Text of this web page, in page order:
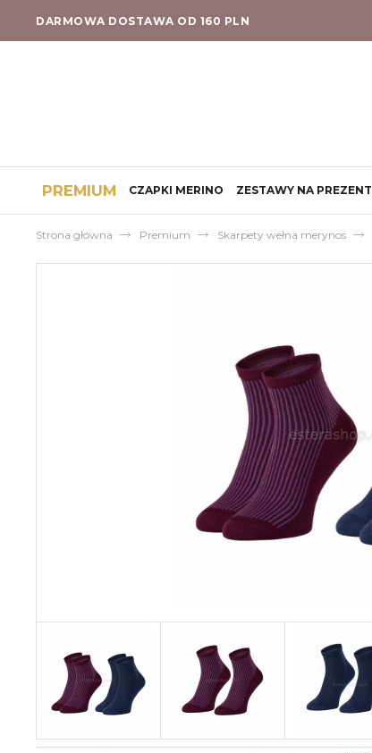
DARMOWA DOSTAWA OD 160 PLN
PREMIUM CZAPKI MERINO ZESTAWY NA PREZENT
Strona główna Premium Skarpety wełna merynos